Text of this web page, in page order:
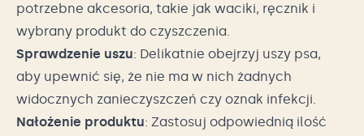
potrzebne akcesoria, takie jak waciki, ręcznik i
wybrany produkt do czyszczenia.
Sprawdzenie uszu: Delikatnie obejrzyj uszy psa,
aby upewnić się, że nie ma w nich żadnych
widocznych zanieczyszczeń czy oznak infekcji.
Nałożenie produktu: Zastosuj odpowiednią ilość